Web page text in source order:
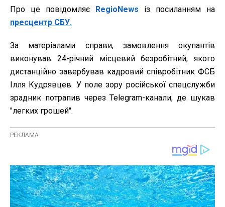
Про це повідомляє RegioNews із посиланням на
пресцентр СБУ.
За матеріалами справи, замовлення окупантів
виконував 24-річний місцевий безробітний, якого
дистанційно завербував кадровий співробітник ФСБ
Ілля Кудрявцев. У поле зору російської спецслужби
зрадник потрапив через Telegram-канали, де шукав
"легких грошей".